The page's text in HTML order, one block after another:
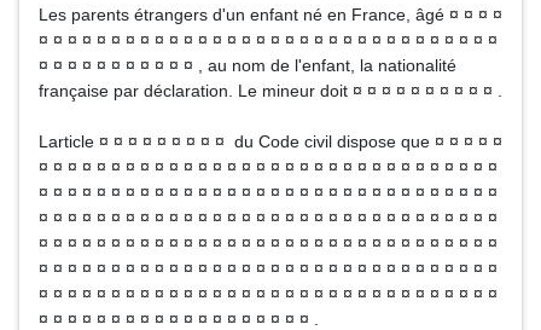
Les parents étrangers d'un enfant né en France, âgé ¤ ¤ ¤ ¤
¤ ¤ ¤ ¤ ¤ ¤ ¤ ¤ ¤ ¤ ¤ ¤ ¤ ¤ ¤ ¤ ¤ ¤ ¤ ¤ ¤ ¤ ¤ ¤ ¤ ¤ ¤ ¤ ¤ ¤ ¤ ¤
¤ ¤ ¤ ¤ ¤ ¤ ¤ ¤ ¤ ¤ ¤ , au nom de l'enfant, la nationalité
française par déclaration. Le mineur doit ¤ ¤ ¤ ¤ ¤ ¤ ¤ ¤ ¤ ¤ .
Larticle ¤ ¤ ¤ ¤ ¤ ¤ ¤ ¤ ¤ du Code civil dispose que ¤ ¤ ¤ ¤ ¤
¤ ¤ ¤ ¤ ¤ ¤ ¤ ¤ ¤ ¤ ¤ ¤ ¤ ¤ ¤ ¤ ¤ ¤ ¤ ¤ ¤ ¤ ¤ ¤ ¤ ¤ ¤ ¤ ¤ ¤ ¤ ¤
¤ ¤ ¤ ¤ ¤ ¤ ¤ ¤ ¤ ¤ ¤ ¤ ¤ ¤ ¤ ¤ ¤ ¤ ¤ ¤ ¤ ¤ ¤ ¤ ¤ ¤ ¤ ¤ ¤ ¤ ¤ ¤
¤ ¤ ¤ ¤ ¤ ¤ ¤ ¤ ¤ ¤ ¤ ¤ ¤ ¤ ¤ ¤ ¤ ¤ ¤ ¤ ¤ ¤ ¤ ¤ ¤ ¤ ¤ ¤ ¤ ¤ ¤ ¤
¤ ¤ ¤ ¤ ¤ ¤ ¤ ¤ ¤ ¤ ¤ ¤ ¤ ¤ ¤ ¤ ¤ ¤ ¤ ¤ ¤ ¤ ¤ ¤ ¤ ¤ ¤ ¤ ¤ ¤ ¤ ¤
¤ ¤ ¤ ¤ ¤ ¤ ¤ ¤ ¤ ¤ ¤ ¤ ¤ ¤ ¤ ¤ ¤ ¤ ¤ ¤ ¤ ¤ ¤ ¤ ¤ ¤ ¤ ¤ ¤ ¤ ¤ ¤
¤ ¤ ¤ ¤ ¤ ¤ ¤ ¤ ¤ ¤ ¤ ¤ ¤ ¤ ¤ ¤ ¤ ¤ ¤ ¤ ¤ ¤ ¤ ¤ ¤ ¤ ¤ ¤ ¤ ¤ ¤ ¤
¤ ¤ ¤ ¤ ¤ ¤ ¤ ¤ ¤ ¤ ¤ ¤ ¤ ¤ ¤ ¤ ¤ ¤ ¤ .